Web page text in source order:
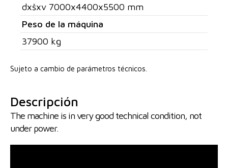
dxšxv 7000x4400x5500 mm
Peso de la máquina
37900 kg
Sujeto a cambio de parámetros técnicos.
Descripción
The machine is in very good technical condition, not
under power.